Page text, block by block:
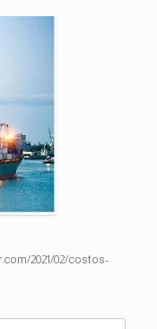
2021/02/costos-